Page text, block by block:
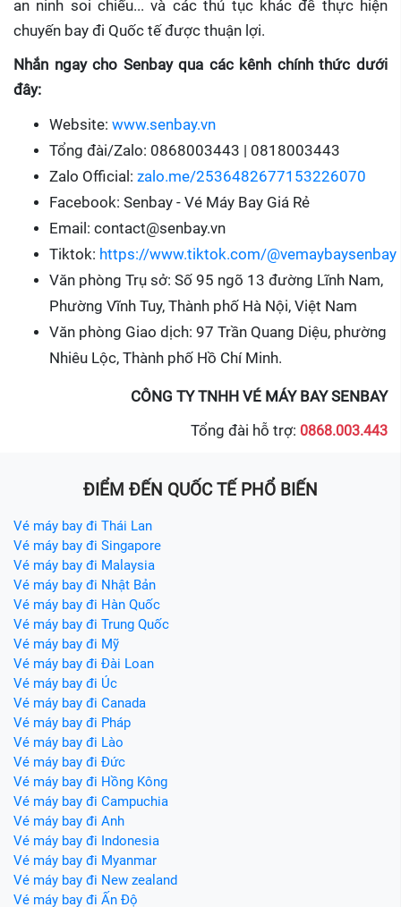
an ninh soi chiếu... và các thủ tục khác để thực hiện
chuyến bay đi Quốc tế được thuận lợi.
Nhắn ngay cho Senbay qua các kênh chính thức dưới
đây:
Website: www.senbay.vn
Tổng đài/Zalo: 0868003443 | 0818003443
Zalo Official: zalo.me/2536482677153226070
Facebook: Senbay - Vé Máy Bay Giá Rẻ
Email: contact@senbay.vn
Tiktok: https://www.tiktok.com/@vemaybaysenbay
Văn phòng Trụ sở: Số 95 ngõ 13 đường Lĩnh Nam,
Phường Vĩnh Tuy, Thành phố Hà Nội, Việt Nam
Văn phòng Giao dịch: 97 Trần Quang Diệu, phường
Nhiêu Lộc, Thành phố Hồ Chí Minh.
CÔNG TY TNHH VÉ MÁY BAY SENBAY
Tổng đài hỗ trợ: 0868.003.443
ĐIỂM ĐẾN QUỐC TẾ PHỔ BIẾN
Vé máy bay đi Thái Lan
Vé máy bay đi Singapore
Vé máy bay đi Malaysia
Vé máy bay đi Nhật Bản
Vé máy bay đi Hàn Quốc
Vé máy bay đi Trung Quốc
Vé máy bay đi Mỹ
Vé máy bay đi Đài Loan
Vé máy bay đi Úc
Vé máy bay đi Canada
Vé máy bay đi Pháp
Vé máy bay đi Lào
Vé máy bay đi Đức
Vé máy bay đi Hồng Kông
Vé máy bay đi Campuchia
Vé máy bay đi Anh
Vé máy bay đi Indonesia
Vé máy bay đi Myanmar
Vé máy bay đi New zealand
Vé máy bay đi Ấn Độ